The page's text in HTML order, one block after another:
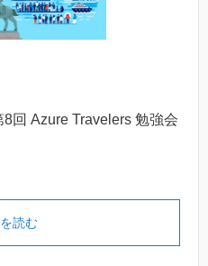
回 Azure Travelers 勉強会
読む